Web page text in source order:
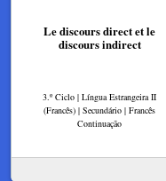
Le discours direct et le
discours indirect
3.º Ciclo | Língua Estrangeira II
(Francês) | Secundário | Francês
Continuação